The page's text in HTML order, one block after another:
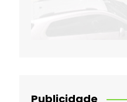
Publicidade